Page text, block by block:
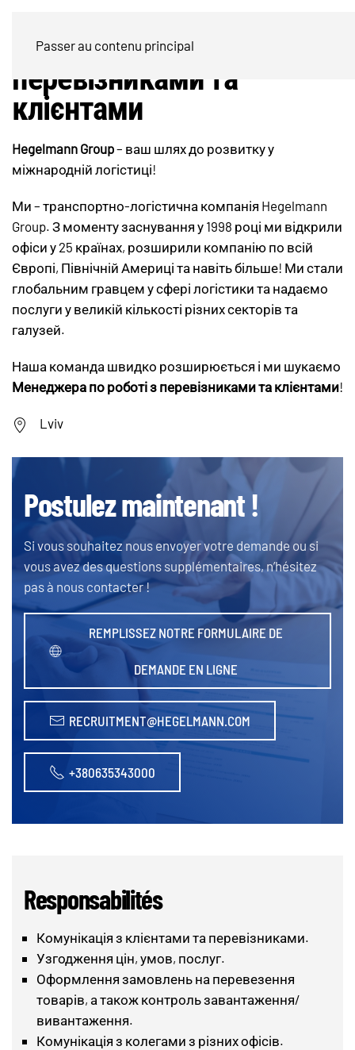
Passer au contenu principal
Менеджер по роботі з
перевізниками та
клієнтами
Hegelmann Group– ваш шлях до розвитку у
міжнародній логістиці!
Ми – транспортно-логістична компанія Hegelmann
Group. З моменту заснування у 1998 році ми відкрили
офіси у 25 країнах, розширили компанію по всій
Європі, Північній Америці та навіть більше! Ми стали
глобальним гравцем у сфері логістики та надаємо
послуги у великій кількості різних секторів та
галузей.
Наша команда швидко розширюється і ми шукаємо
Менеджера по роботі з перевізниками та клієнтами!
Lviv
Postulez maintenant !
Si vous souhaitez nous envoyer votre demande ou si
vous avez des questions supplémentaires, n’hésitez
pas à nous contacter !
REMPLISSEZ NOTRE FORMULAIRE DE
DEMANDE EN LIGNE
RECRUITMENT@HEGELMANN.COM
+380635343000
Responsabilités
Комунікація з клієнтами та перевізниками.
Узгодження цін, умов, послуг.
Оформлення замовлень на перевезення
товарів, а також контроль завантаження/
вивантаження.
Комунікація з колегами з різних офісів.